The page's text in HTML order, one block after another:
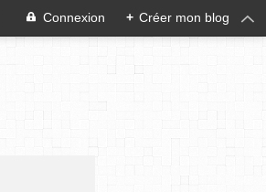
Connexion + Créer mon blog